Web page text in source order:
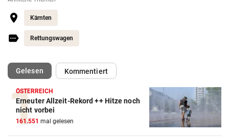
Kärnten
Rettungswagen
Gelesen(ausgewählt)Kommentiert
ÖSTERREICH
Erneuter Allzeit-Rekord ++ Hitze noch
nicht vorbei
161.551 mal gelesen